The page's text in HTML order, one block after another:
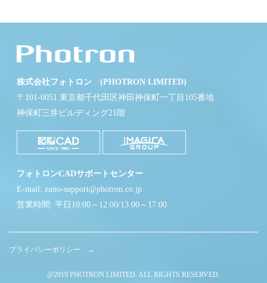
株式会社フォトロン (PHOTRON LIMITED)
〒101-0051 東京都千代田区神田神保町一丁目105番地
神保町三井ビルディング21階
フォトロンCADサポートセンター
E-mail: zuno-support@photron.co.jp
営業時間: 平日10:00～12:00/13:00～17:00
プライバシーポリシー →
@2019 PHOTRON LIMITED. ALL RIGHTS RESERVED.